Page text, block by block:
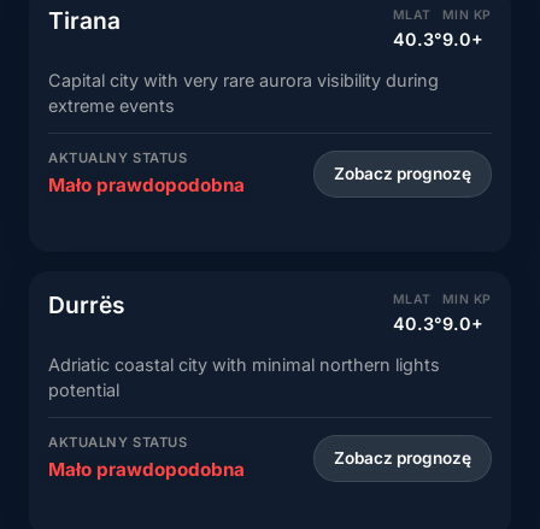
Tirana MLAT
40.3°
MIN KP
9.0+
Capital city with very rare aurora visibility during
extreme events
AKTUALNY STATUS
Mało prawdopodobna Zobacz prognozę
Durrës MLAT
40.3°
MIN KP
9.0+
Adriatic coastal city with minimal northern lights
potential
AKTUALNY STATUS
Mało prawdopodobna Zobacz prognozę